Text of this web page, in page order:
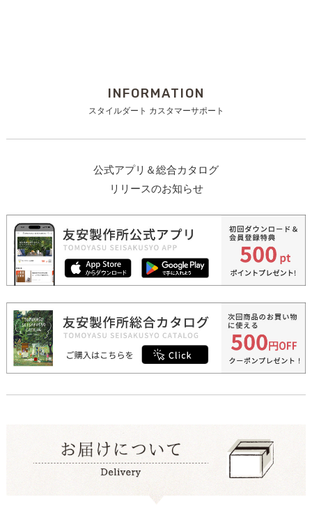
INFORMATION
スタイルダート カスタマーサポート
公式アプリ＆総合カタログ
リリースのお知らせ